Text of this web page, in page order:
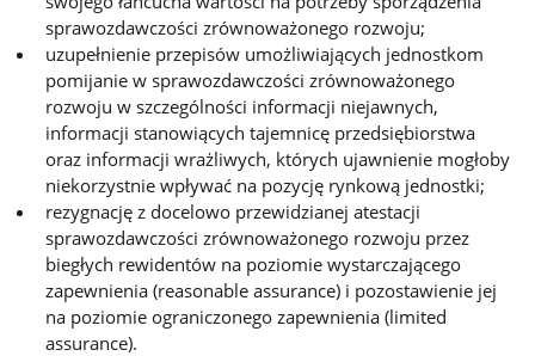
sprawozdawczości zrównoważonego rozwoju;
uzupełnienie przepisów umożliwiających jednostkom
pomijanie w sprawozdawczości zrównoważonego
rozwoju w szczególności informacji niejawnych,
informacji stanowiących tajemnicę przedsiębiorstwa
oraz informacji wrażliwych, których ujawnienie mogłoby
niekorzystnie wpływać na pozycję rynkową jednostki;
rezygnację z docelowo przewidzianej atestacji
sprawozdawczości zrównoważonego rozwoju przez
biegłych rewidentów na poziomie wystarczającego
zapewnienia (reasonable assurance) i pozostawienie jej
na poziomie ograniczonego zapewnienia (limited
assurance).